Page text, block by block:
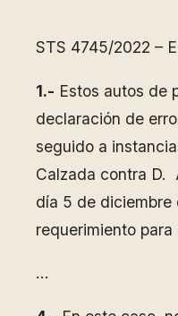
STS 4745/2022 –
1.- Estos autos de
declaración de
seguido a
Calzada contra D.
día 5 de diciembre
requerimiento
…